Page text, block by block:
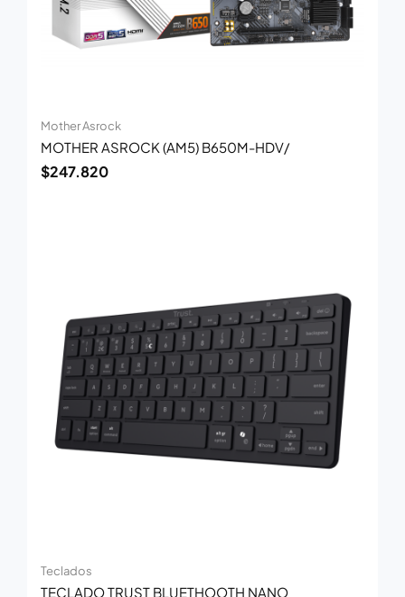
Mother Asrock
MOTHER ASROCK (AM5) B650M-HDV/
$247.820
Teclados
TECLADO TRUST BLUETHOOTH NANO